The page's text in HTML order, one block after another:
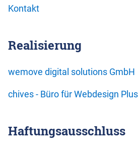
Kontakt
Realisierung
wemove digital solutions GmbH
chives - Büro für Webdesign
Haftungsausschluss